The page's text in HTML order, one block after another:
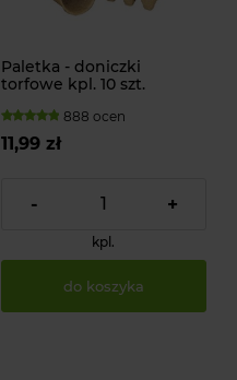
Paletka - doniczki
torfowe kpl. 10 szt.
888 ocen
11,99 zł
- +
kpl.
do koszyka